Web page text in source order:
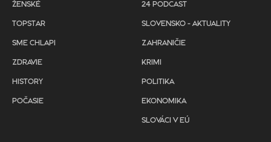
ŽENSKÉ
TOPSTAR
SME CHLAPI
ZDRAVIE
HISTORY
POČASIE
24 PODCAST
SLOVENSKO - AKTUALITY
ZAHRANIČIE
KRIMI
POLITIKA
EKONOMIKA
SLOVÁCI V EÚ